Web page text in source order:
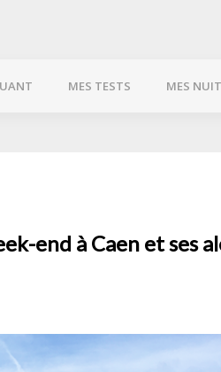
MES TESTS MES
end à Caen et ses